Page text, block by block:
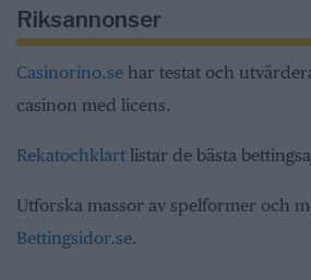
Riksannonser
Casinorino.se har testat och
casinon med licens.
Rekatochklart listar de bästa
Utforska massor av spelformer och
Bettingsidor.se.